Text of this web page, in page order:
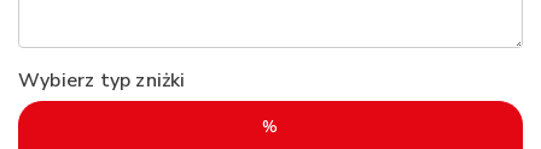
Wybierz typ zniżki
%